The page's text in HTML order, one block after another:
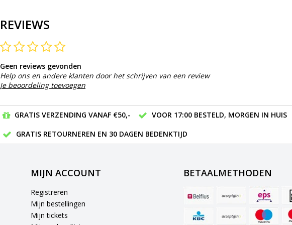
REVIEWS
Geen reviews gevonden
Help ons en andere klanten door het schrijven van een review
Je beoordeling toevoegen
GRATIS VERZENDING VANAF €50,-
VOOR 17:00 BESTELD, MORGEN IN HUIS
GRATIS RETOURNEREN EN 30 DAGEN BEDENKTIJD
MIJN ACCOUNT
Registreren
Mijn bestellingen
Mijn tickets
BETAALMETHODEN